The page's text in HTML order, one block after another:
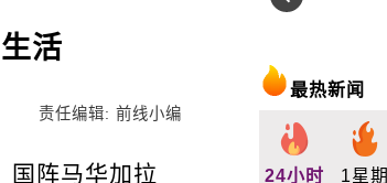
活
责任编辑: 前线小编
国阵马华加拉
最热新闻
24小时 1星期